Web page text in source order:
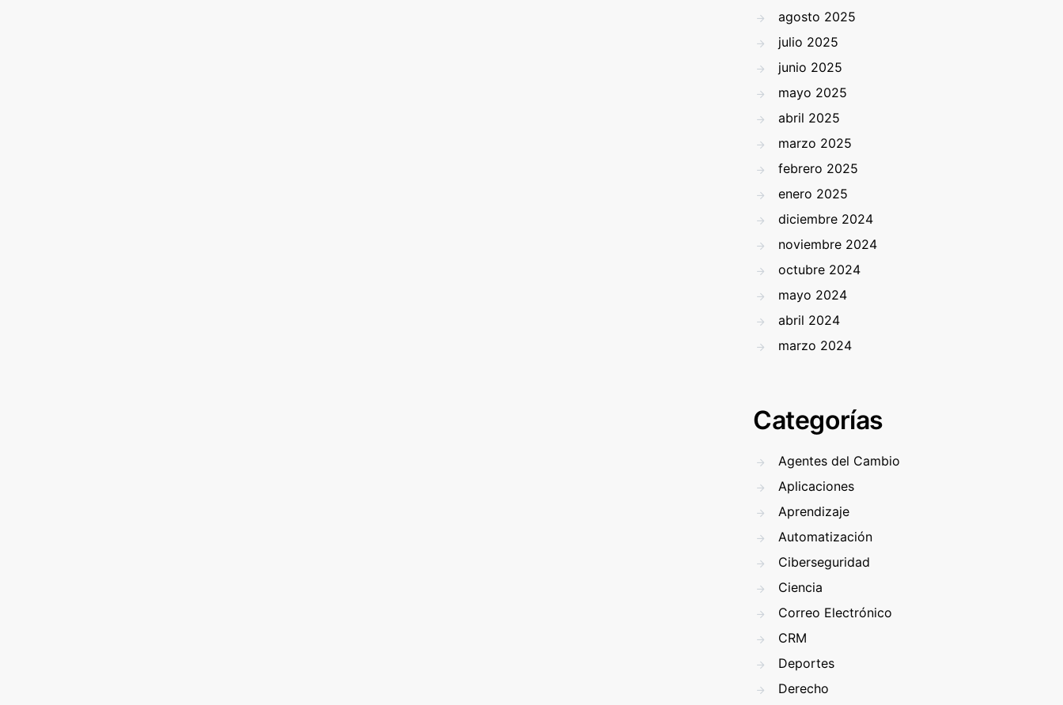
agosto 2025
julio 2025
junio 2025
mayo 2025
abril 2025
marzo 2025
febrero 2025
enero 2025
diciembre 2024
noviembre 2024
octubre 2024
mayo 2024
abril 2024
marzo 2024
Categorías
Agentes del Cambio
Aplicaciones
Aprendizaje
Automatización
Ciberseguridad
Ciencia
Correo Electrónico
CRM
Deportes
Derecho